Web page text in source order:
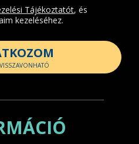
Tájékoztatót, és
kezeléséhez.